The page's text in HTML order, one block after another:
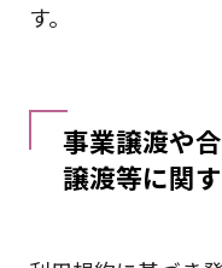
す。
事業譲渡や
譲渡等に関